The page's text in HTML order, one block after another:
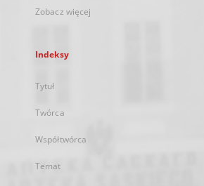
Zobacz więcej
Indeksy
Tytuł
Twórca
Współtwórca
Temat